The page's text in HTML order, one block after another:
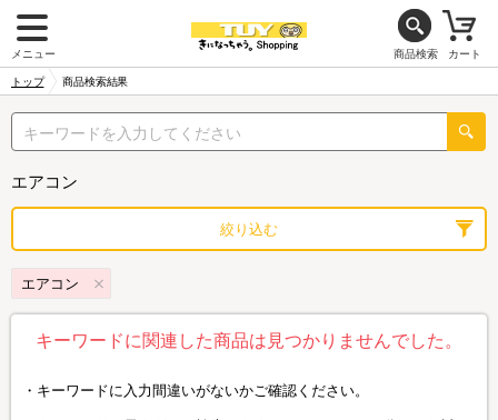
メニュー 商品検索 カート
トップ 商品検索結果
エアコン
絞り込む
エアコン
キーワードに関連した商品は見つかりませんでした。
キーワードに入力間違いがないかご確認ください。